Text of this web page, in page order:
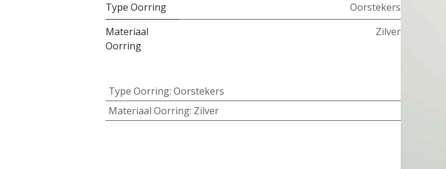
Type Oorring
Oorstekers
Materiaal
Oorring
Zilver
Type Oorring: Oorstekers
Materiaal Oorring: Zilver